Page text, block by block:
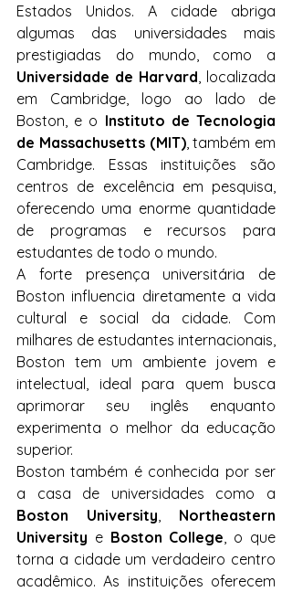
Estados Unidos. A cidade abriga
algumas das universidades mais
Universidade de Harvard , localizada
em Cambridge, logo ao lado de
Boston, e o Instituto de Tecnologia
de Massachusetts (MIT), também em
Cambridge. Essas instituições são
centros de excelência em pesquisa,
oferecendo uma enorme quantidade
de programas e recursos para
estudantes de todo o mundo.
A forte presença universitária de
Boston influencia diretamente a vida
cultural e social da cidade. Com
milhares de estudantes internacionais,
Boston tem um ambiente jovem e
intelectual, ideal para quem busca
aprimorar seu inglês enquanto
experimenta o melhor da educação
superior.
Boston também é conhecida por ser
Boston University
Northeastern
University e Boston College , o que
torna a cidade um verdadeiro centro
acadêmico. As instituições oferecem